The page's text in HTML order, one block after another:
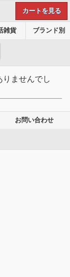
カートを見る
雑貨 ブランド別
りませんでし
お問い合わせ